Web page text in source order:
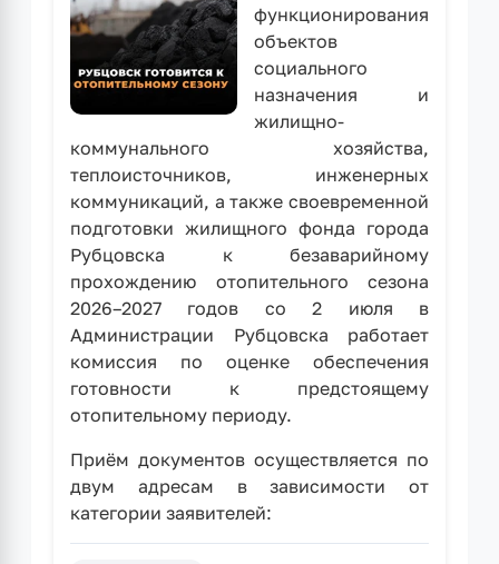
функционирования
объектов
социального
назначения и
жилищно-
коммунального хозяйства,
теплоисточников, инженерных
коммуникаций, а также своевременной
подготовки жилищного фонда города
Рубцовска к безаварийному
прохождению отопительного сезона
2026–2027 годов со 2 июля в
Администрации Рубцовска работает
комиссия по оценке обеспечения
готовности к предстоящему
отопительному периоду.
Приём документов осуществляется по
двум адресам в зависимости от
категории заявителей: